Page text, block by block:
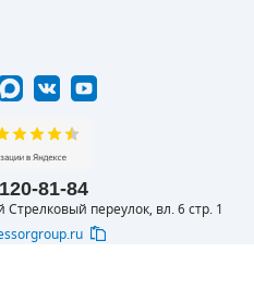
81-84
переулок, вл. 6 стр. 1